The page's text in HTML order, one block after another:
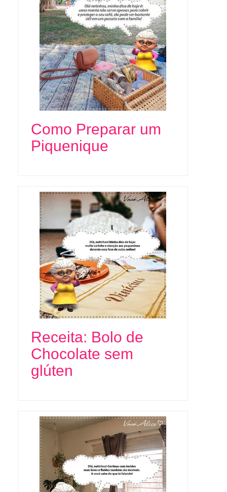
Como Preparar um
Piquenique
Receita: Bolo de
Chocolate sem
glúten